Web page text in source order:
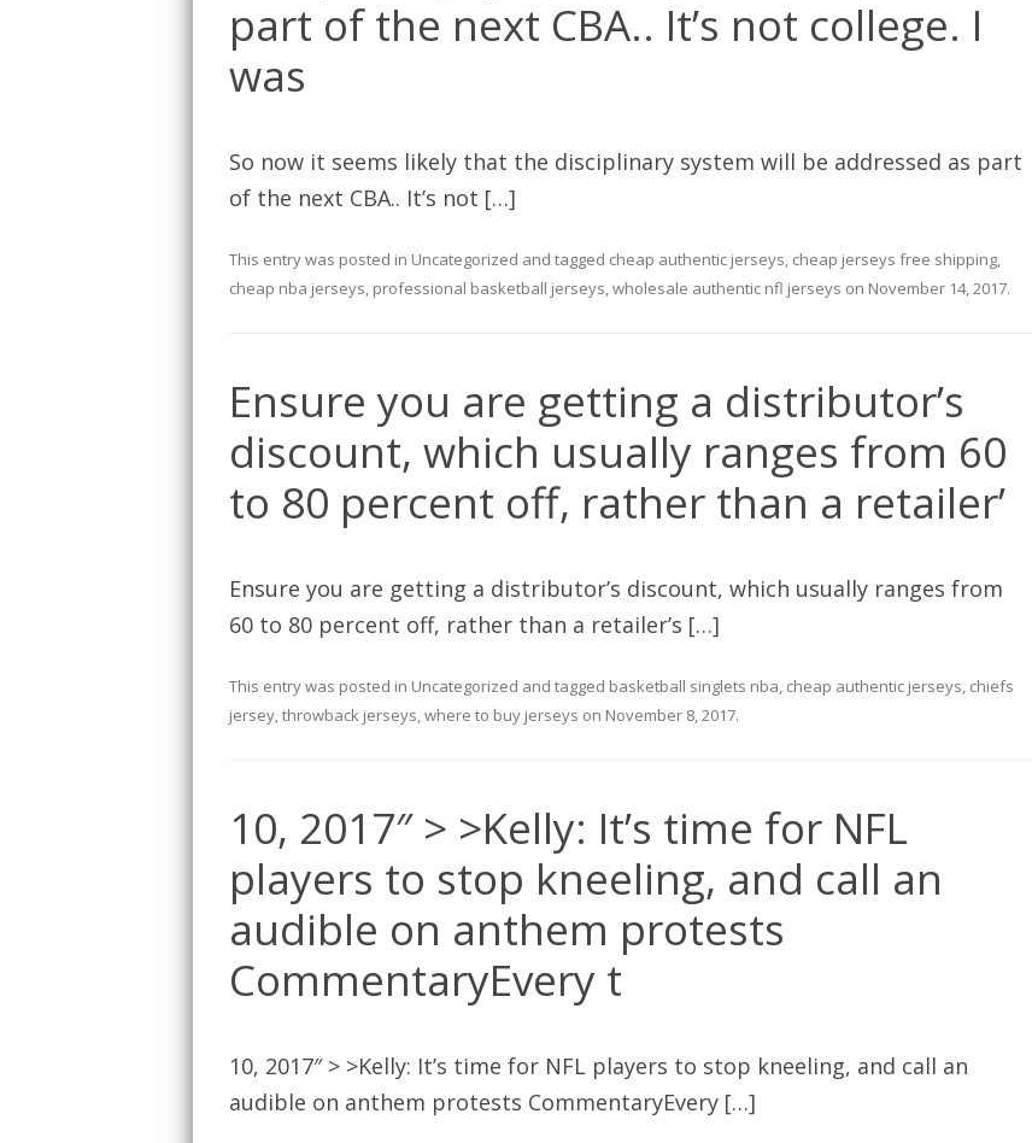
part of the next CBA.. It’s not college. I
was
So now it seems likely that the disciplinary system will be addressed as part
of the next CBA.. It’s not […]
This entry was posted in Uncategorized and tagged cheap authentic jerseys, cheap jerseys free shipping,
cheap nba jerseys, professional basketball jerseys,wholesale authentic nfl jerseys on November 14, 2017.
Ensure you are getting a distributor’s
discount, which usually ranges from 60
to 80 percent off, rather than a retailer’
Ensure you are getting a distributor’s discount, which usually ranges from
60 to 80 percent off, rather than a retailer’s […]
This entry was posted in Uncategorized and tagged basketball singlets nba, cheap authentic jerseys, chiefs
jersey,throwback jerseys,where to buy jerseys on November 8, 2017.
10, 2017″ > >Kelly: It’s time for NFL
players to stop kneeling, and call an
audible on anthem protests
CommentaryEvery t
10, 2017″ > >Kelly: It’s time for NFL players to stop kneeling, and call an
audible on anthem protests CommentaryEvery […]